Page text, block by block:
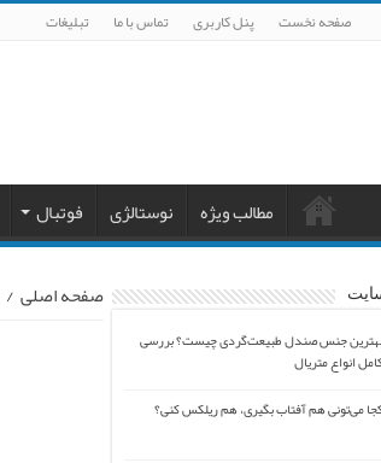
صفحه نخست پنل کاربری تماس با ما تبلیغات
مطالب ویژه نوستالژی فوتبال
صفحه اصلی /
جنس صندل طبیعت‌گردی چیست؟ بررسی
انواع متریال
می‌تونی هم آفتاب بگیری، هم ریلکس کنی؟